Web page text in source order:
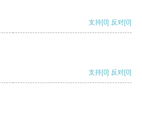
支持[0] 反对[0]
支持[0] 反对[0]